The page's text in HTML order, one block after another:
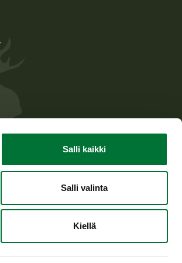
Salli kaikki
Salli valinta
Kiellä